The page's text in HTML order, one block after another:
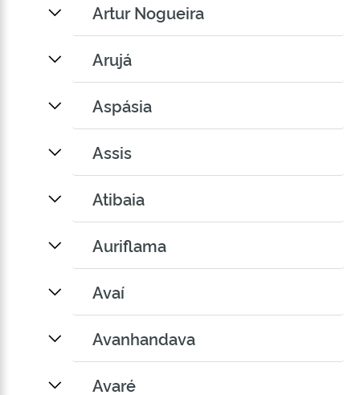
Artur Nogueira
Arujá
Aspásia
Assis
Atibaia
Auriflama
Avaí
Avanhandava
Avaré